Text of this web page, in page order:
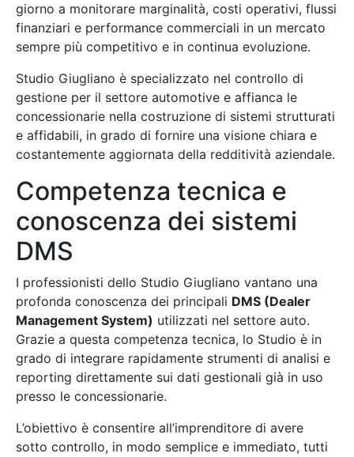
giorno a monitorare marginalità, costi operativi, flussi
finanziari e performance commerciali in un mercato
sempre più competitivo e in continua evoluzione.
Studio Giugliano è specializzato nel controllo di
gestione per il settore automotive e affianca le
concessionarie nella costruzione di sistemi strutturati
e affidabili, in grado di fornire una visione chiara e
costantemente aggiornata della redditività aziendale.
Competenza tecnica e
conoscenza dei sistemi
DMS
I professionisti dello Studio Giugliano vantano una
profonda conoscenza dei principali DMS (Dealer
Management System) utilizzati nel settore auto.
Grazie a questa competenza tecnica, lo Studio è in
grado di integrare rapidamente strumenti di analisi e
reporting direttamente sui dati gestionali già in uso
presso le concessionarie.
L’obiettivo è consentire all’imprenditore di avere
sotto controllo, in modo semplice e immediato, tutti